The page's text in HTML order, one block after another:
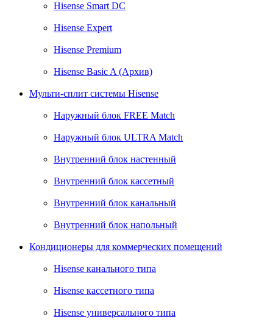
Hisense Smart DC
Hisense Expert
Hisense Premium
Hisense Basic A (Архив)
Мульти-сплит системы Hisense
Наружный блок FREE Match
Наружный блок ULTRA Match
Внутренний блок настенный
Внутренний блок кассетный
Внутренний блок канальный
Внутренний блок напольный
Кондиционеры для коммерческих помещений
Hisense канального типа
Hisense кассетного типа
Hisense универсального типа